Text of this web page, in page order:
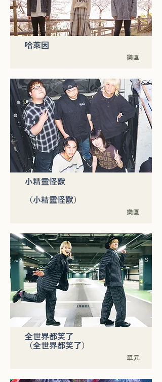
哈萊因
樂團
小精靈怪獸
（小精靈怪獸）
樂團
全世界都笑了
（全世界都笑了）
單元